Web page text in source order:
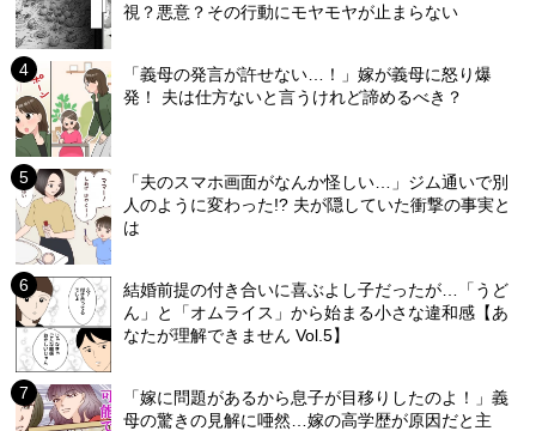
視？悪意？その行動にモヤモヤが止まらない
「義母の発言が許せない…！」嫁が義母に怒り爆
発！ 夫は仕方ないと言うけれど諦めるべき？
「夫のスマホ画面がなんか怪しい…」ジム通いで別
人のように変わった!? 夫が隠していた衝撃の事実と
は
結婚前提の付き合いに喜ぶよし子だったが…「うど
ん」と「オムライス」から始まる小さな違和感【あ
なたが理解できません Vol.5】
「嫁に問題があるから息子が目移りしたのよ！」義
母の驚きの見解に唖然…嫁の高学歴が原因だと主